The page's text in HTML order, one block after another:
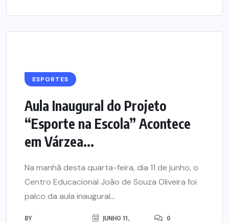
ESPORTES
Aula Inaugural do Projeto
“Esporte na Escola” Acontece
em Várzea...
Na manhã desta quarta-feira, dia 11 de junho, o
Centro Educacional João de Souza Oliveira foi
palco da aula inaugural...
BY
JUNHO 11,
0